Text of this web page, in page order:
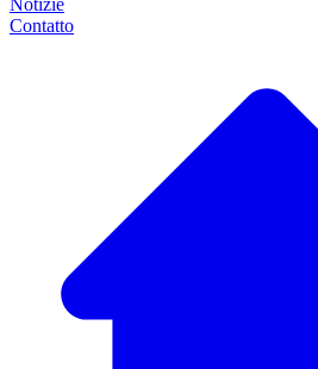
Notizie
Contatto